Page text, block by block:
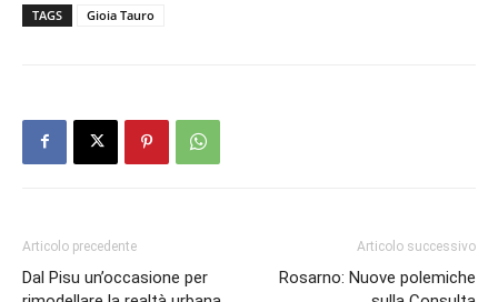
TAGS Gioia Tauro
Articolo precedente
Dal Pisu un’occasione per
Articolo successivo
Rosarno: Nuove polemiche